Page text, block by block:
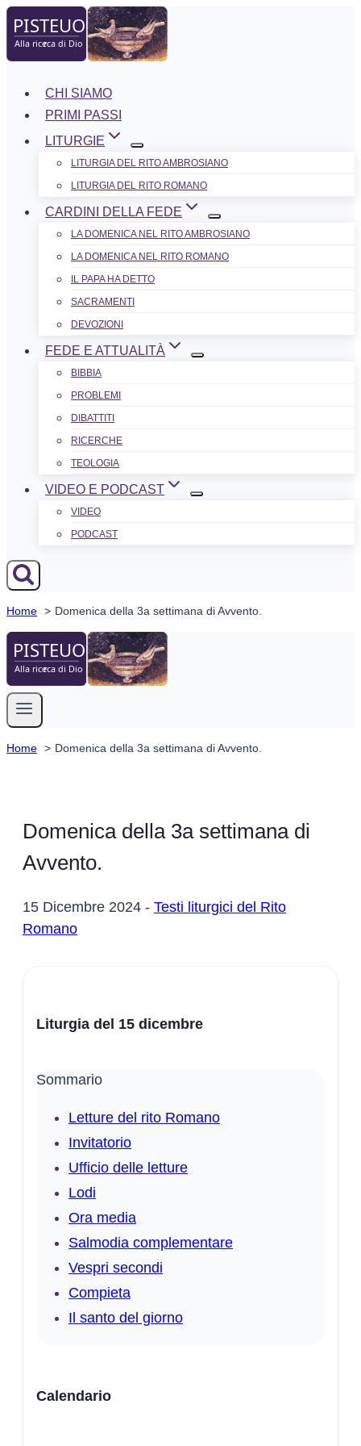
Salta
al
contenuto
CHI SIAMO
PRIMI PASSI
LITURGIE
LITURGIA DEL RITO AMBROSIANO
LITURGIA DEL RITO ROMANO
CARDINI DELLA FEDE
LA DOMENICA NEL R​​​​​​ITO AMBROSIANO
LA DOMENICA NEL RITO ROMANO
IL PAPA HA DETTO
SACRAMENTI
DEVOZIONI
FEDE E ATTUALITÀ
BIBBIA
PROBLEMI
DIBATTITI
RICERCHE
TEOLOGIA
VIDEO E PODCAST
VIDEO
PODCAST
Home Domenica della 3a settimana di Avvento.
Home Domenica della 3a settimana di Avvento.
Domenica della 3a settimana di
Avvento.
15 Dicembre 2024 - Testi liturgici del Rito
Romano
Liturgia del 15 dicembre
Sommario
Letture del rito Romano
Invitatorio
Ufficio delle letture
Lodi
Ora media
Salmodia complementare
Vespri secondi
Compieta
Il santo del giorno
Calendario